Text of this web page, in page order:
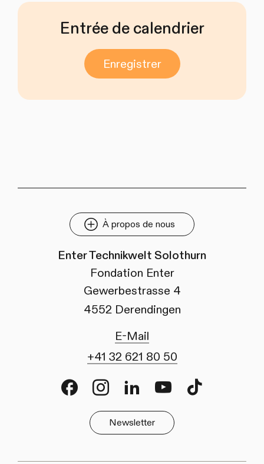
Entrée de calendrier
Enregistrer
À propos de nous
Enter Technikwelt Solothurn
Fondation Enter
Gewerbestrasse 4
4552 Derendingen
E-Mail
+41 32 621 80 50
Newsletter